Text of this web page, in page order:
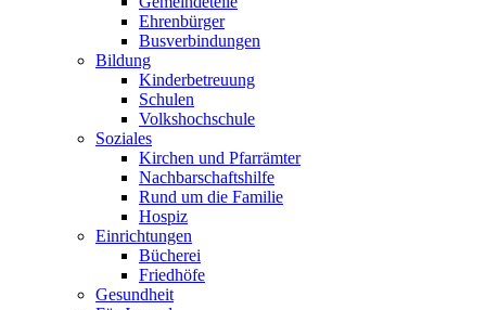
Ehrenbürger
Busverbindungen
Bildung
Kinderbetreuung
Schulen
Volkshochschule
Soziales
Kirchen und Pfarrämter
Nachbarschaftshilfe
Rund um die Familie
Hospiz
Einrichtungen
Bücherei
Friedhöfe
Gesundheit